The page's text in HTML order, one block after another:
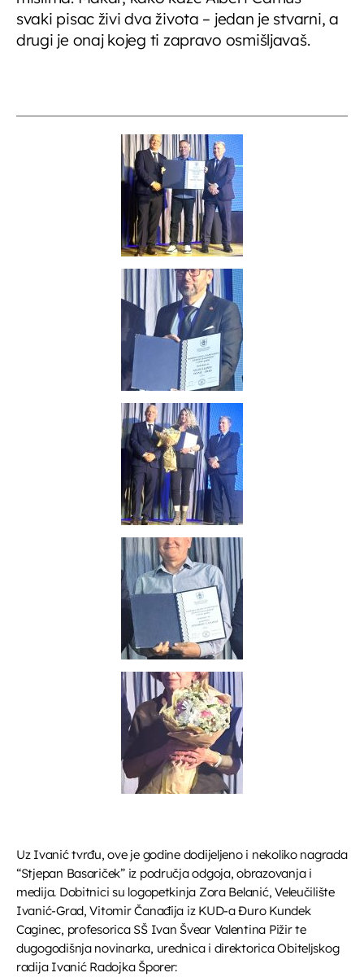
svaki pisac živi dva života – jedan je stvarni, a
drugi je onaj kojeg ti zapravo osmišljavaš.
Uz Ivanić tvrđu, ove je godine dodijeljeno i nekoliko nagrada
“Stjepan Basariček” iz područja odgoja, obrazovanja i
medija. Dobitnici su logopetkinja Zora Belanić, Veleučilište
Ivanić-Grad, Vitomir Čanađija iz KUD-a Đuro Kundek
Caginec, profesorica SŠ Ivan Švear Valentina Pižir te
dugogodišnja novinarka, urednica i direktorica Obiteljskog
radija Ivanić Radojka Šporer: